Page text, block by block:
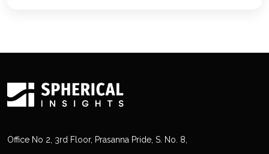
Office No 2, 3rd Floor, Prasanna Pride, S. No. 8,